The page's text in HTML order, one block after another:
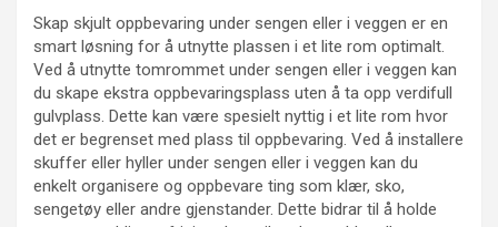
Skap skjult oppbevaring under sengen eller i veggen er en
smart løsning for å utnytte plassen i et lite rom optimalt.
Ved å utnytte tomrommet under sengen eller i veggen kan
du skape ekstra oppbevaringsplass uten å ta opp verdifull
gulvplass. Dette kan være spesielt nyttig i et lite rom hvor
det er begrenset med plass til oppbevaring. Ved å installere
skuffer eller hyller under sengen eller i veggen kan du
enkelt organisere og oppbevare ting som klær, sko,
sengetøy eller andre gjenstander. Dette bidrar til å holde